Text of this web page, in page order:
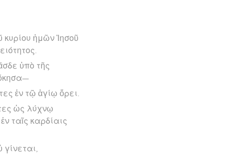
ἡμῶν Ἰησοῦ
ὑπὸ τῆς
ἐν τῷ ἁγίῳ ὄρει.
ὡς λύχνῳ
ταῖς καρδίαις